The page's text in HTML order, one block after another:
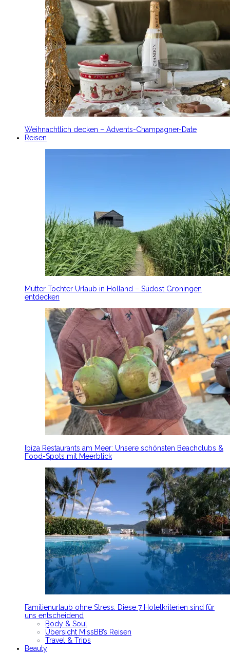
Weihnachtlich decken – Advents-Champagner-Date
Reisen
Mutter Tochter Urlaub in Holland – Südost Groningen
entdecken
Ibiza Restaurants am Meer: Unsere schönsten Beachclubs &
Food-Spots mit Meerblick
Familienurlaub ohne Stress: Diese 7 Hotelkriterien sind für
uns entscheidend
Body & Soul
Übersicht MissBB’s Reisen
Travel & Trips
Beauty